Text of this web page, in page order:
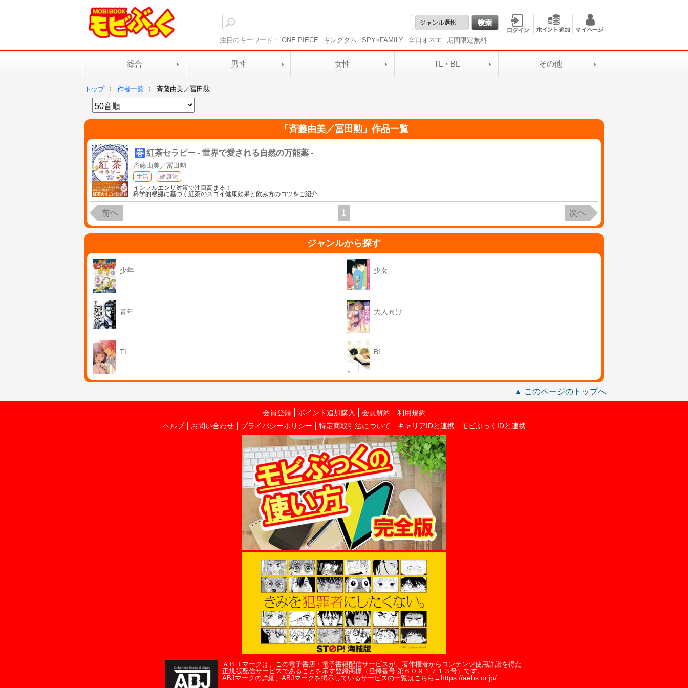
注目のキーワード： ONE PIECE キングダム SPY×FAMILY 辛口オネエ 期間限定無料
総合 男性 女性 TL・BL その他
トップ 〉 作者一覧 〉 斉藤由美／冨田勲
「斉藤由美／冨田勲」作品一覧
巻 紅茶セラピー - 世界で愛される自然の万能薬 -
斉藤由美／冨田勲
生活
健康法
インフルエンザ対策で注目高まる！
科学的根拠に基づく紅茶のスゴイ健康効果と飲み方のコツをご紹介…
前へ 1 次へ
ジャンルから探す
少年 少女
青年 大人向け
TL BL
▲ このページのトップへ
会員登録 ポイント追加購入 会員解約
利用規約
ヘルプ
お問い合わせ プライバシーポリシー 特定商取引法について キャリアIDと連携 モビぶっくIDと連携
ＡＢＪマークは、この電子書店・電子書籍配信サービスが、著作権者からコンテンツ使用許諾を得た
正規版配信サービスであることを示す登録商標（登録番号 第６０９１７１３号）です。
ABJマークの詳細、ABJマークを掲示しているサービスの一覧はこちら→ https://aebs.or.jp/